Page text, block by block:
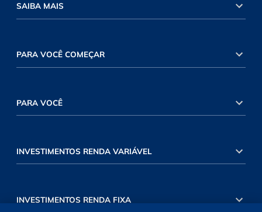
SAIBA MAIS
PARA VOCÊ COMEÇAR
PARA VOCÊ
INVESTIMENTOS RENDA VARIÁVEL
INVESTIMENTOS RENDA FIXA